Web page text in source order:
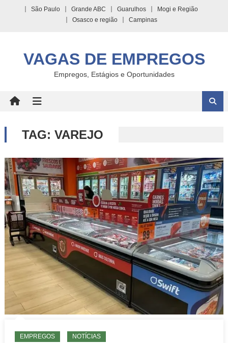
São Paulo Grande ABC Guarulhos
Mogi e Região
Osasco e região
Campinas
VAGAS DE EMPREGOS
Empregos, Estágios e Oportunidades
TAG: VAREJO
EMPREGOS NOTÍCIAS